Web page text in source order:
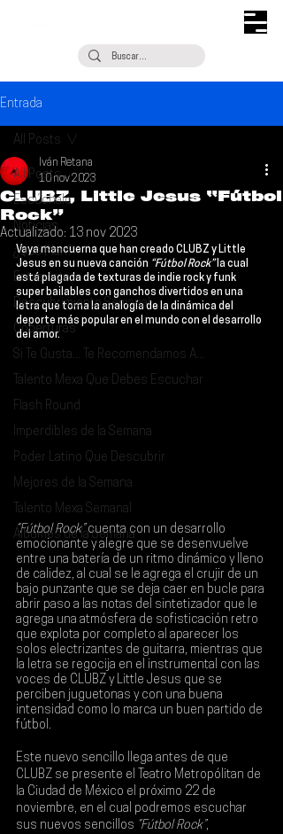
Entrada
All Posts
Escúchalo
Noticias
¿Qué Plan?
Entrevistas
Descubrimiento Semanal
Coberturas
Si Te Gusta... Te Recomendamos A...
Talento Mexa Que Debes Escuchar
Flash Round
Imperdibles de la Semana
Poder Latino Que Descubrir
Mejores de la Semana
Talento Mexa Semanal
Álbumes de la Semana
All Posts
CLUBZ, Little Jesus “Fútbol
Rock”
Iván Retana
10 nov 2023
Actualizado: 13 nov 2023
Vaya mancuerna que han creado CLUBZ y Little
Jesus en su nueva canción “Fútbol Rock” la cual
está plagada de texturas de indie rock y funk
super bailables con ganchos divertidos en una
letra que toma la analogía de la dinámica del
deporte más popular en el mundo con el desarrollo
del amor.
“Fútbol Rock” cuenta con un desarrollo
emocionante y alegre que se desenvuelve
entre una batería de un ritmo dinámico y lleno
de calidez, al cual se le agrega el crujir de un
bajo punzante que se deja caer en bucle para
abrir paso a las notas del sintetizador que le
agrega una atmósfera de sofisticación retro
que explota por completo al aparecer los
solos electrizantes de guitarra, mientras que
la letra se regocija en el instrumental con las
voces de CLUBZ y Little Jesus que se
perciben juguetonas y con una buena
intensidad como lo marca un buen partido de
fútbol.
Este nuevo sencillo llega antes de que
CLUBZ se presente el
Teatro Metropólitan de
la Ciudad de México el próximo 22 de
noviembre, en el cual podremos escuchar
sus nuevos sencillos “Fútbol Rock”,